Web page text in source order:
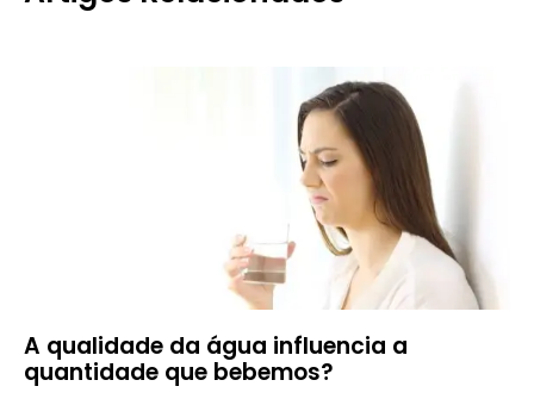
A qualidade da água influencia a
quantidade que bebemos?